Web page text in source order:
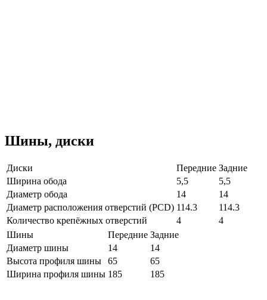
Шины, диски
Диски Передние Задние
Ширина обода
5,5
5,5
Диаметр обода
14
14
Диаметр расположения отверстий (PCD) 114.3
114.3
Количество крепёжных отверстий
4
4
Шины
Передние Задние
Диаметр шины
14
14
Высота профиля шины
65
65
Ширина профиля шины 185 185